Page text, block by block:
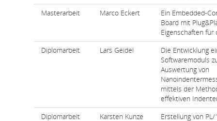
Masterarbeit
Marco Eckert
Ein Embedded-
Board mit
Eigenschaften für
Diplomarbeit
Lars Geidel
Die Entwicklung
Softwaremoduls
Auswertung von
mittels der
effektiven
Diplomarbeit
Karsten Kunze
Erstellung von